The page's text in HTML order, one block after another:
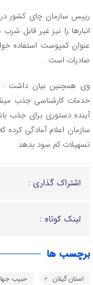
رییس سازمان چای کشور
انبارها را نیز غیر قابل
عنوان کمپوست استفاده
صادرات است .
وی همچنین بیان داشت :
خدمات کارشناسی جذب
آینده دستوری برای جذب
سازمان اعلام آمادگی
تسهیلات کم سود بدهد
اشتراک گذاری :
لینک کوتاه :
برچسب ها
استان گیلان حبیب